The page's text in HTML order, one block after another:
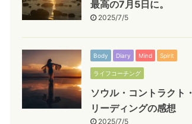
最高の7月5日に。
2025/7/5
Body Diary Mind Spirit
ライフコーチング
ソウル・コントラクト・
リーディングの感想
2025/7/5